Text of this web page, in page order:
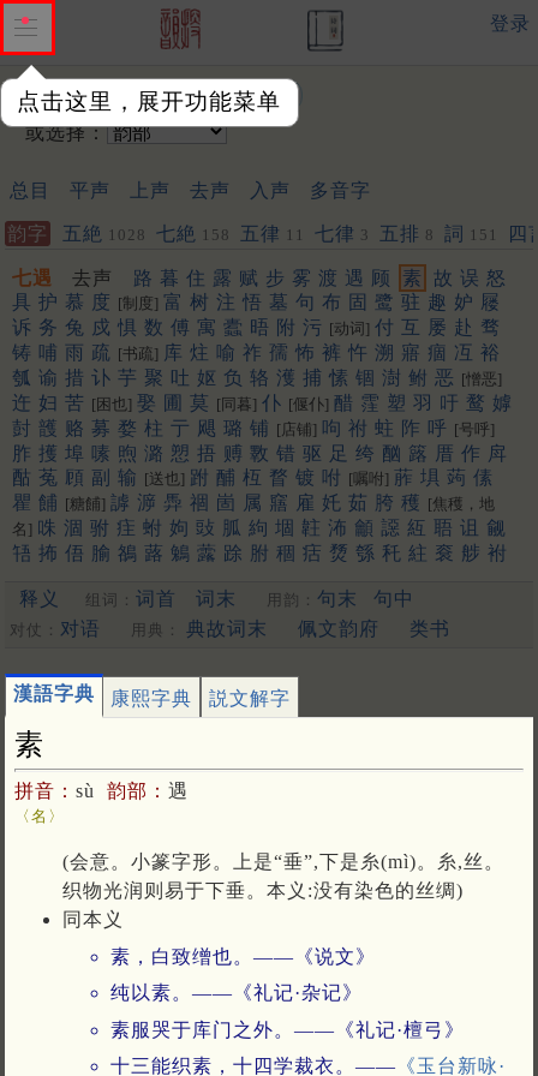
点击这里，展开功能菜单
登录
输入韵字：
或选择：
总目 平声 上声 去声 入声 多音字
韵字 五絶 1028 七絶 158 五律 11 七律 3 五排 8 詞 151 四
七遇 去声 路 暮 住 露 赋 步 雾 渡 遇 顾 素 故 误 怒
具 护 慕 度 [制度] 富 树 注 悟 墓 句 布 固 鹭 驻 趣 妒 屦
诉 务 兔 戍 惧 数 傅 寓 蠹 晤 附 污 [动词] 付 互 屡 赴 骛
铸 哺 雨 疏 [书疏] 库 炷 喻 祚 孺 怖 裤 忤 溯 寤 痼 冱 裕
瓠 谕 措 讣 芋 聚 吐 妪 负 辂 濩 捕 愫 锢 澍 鲋 恶 [憎恶]
迕 妇 苦 [困也] 娶 圃 莫 [同暮] 仆 [偃仆] 醋 霔 塑 羽 吁 鹜 嫭
尌 頀 赂 募 婺 柱 亍 飓 璐 铺 [店铺] 呴 祔 蛀 阼 呼 [号呼]
胙 擭 埠 嗉 煦 潞 愬 捂 赙 斁 错 驱 足 绔 酗 簬 厝 作 戽
酤 菟 頋 副 输 [送也] 跗 酺 枑 瞀 镀 咐 [嘱咐] 葄 埧 蒟 傃
瞿 餔 [糖餔] 謼 㴑 馵 祻 崮 属 窹 雇 奼 茹 胯 穫 [焦穫，地
名] 咮 涸 驸 疰 蚹 姁 䜴 胍 絇 堌 䪒 㳍 龥 䜑 䊺 䎸 诅
觎
啎 抪 俉 腧 鵅 蕗 鵵 虂 䟻 胕 稒 㽽 熃 綔 秅 紸 䘱 䑰 袝
释义 组词： 词首 词末 用韵： 句末 句中
对仗： 对语 用典： 典故词末 佩文韵府 类书
漢語字典 康熙字典 説文解字
素
拼音： sù 韵部： 遇
〈名〉
(会意。小篆字形。上是“垂”,下是糸(mì)。糸,丝。
织物光润则易于下垂。本义:没有染色的丝绸)
同本义
素，白致缯也。——《说文》
纯以素。——《礼记·杂记》
素服哭于库门之外。——《礼记·檀弓》
十三能织素，十四学裁衣。—— 《玉台新咏·